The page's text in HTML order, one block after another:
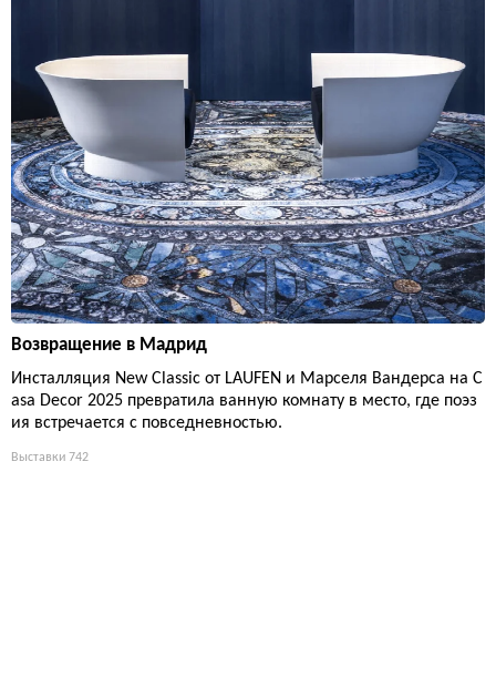
Возвращение в Мадрид
Инсталляция New Classic от LAUFEN и Марселя Вандерса на C
asa Decor 2025 превратила ванную комнату в место, где поэз
ия встречается с повседневностью.
Выставки 742